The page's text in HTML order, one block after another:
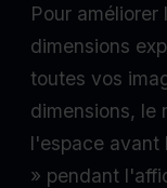
Pour améliorer
dimensions
toutes vos
dimensions, le
l'espace avant
» pendant